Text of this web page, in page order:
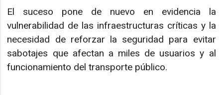
El suceso pone de nuevo en evidencia la
vulnerabilidad de las infraestructuras críticas y la
necesidad de reforzar la seguridad para evitar
sabotajes que afectan a miles de usuarios y al
funcionamiento del transporte público.